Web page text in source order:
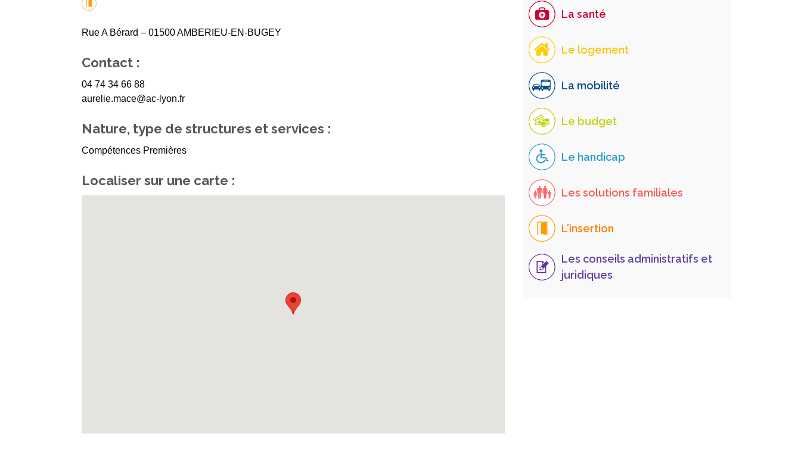
Rue A Bérard – 01500 AMBERIEU-EN-BUGEY
Contact :
04 74 34 66 88
aurelie.mace@ac-lyon.fr
Nature, type de structures et services :
Compétences Premières
Localiser sur une carte :
La santé
Le logement
La mobilité
Le budget
Le handicap
Les solutions familiales
L'insertion
Les conseils administratifs et
juridiques